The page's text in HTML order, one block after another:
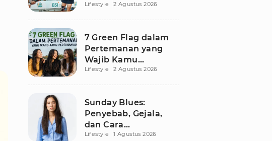
Besutan RANS
Lifestyle 2 Agustus 2026
7 Green Flag dalam
Pertemanan yang
Wajib Kamu
Pertahankan, Bikin
Lifestyle 2 Agustus 2026
Sunday Blues:
Penyebab, Gejala,
dan Cara
Mengatasinya agar
Lifestyle 1 Agustus 2026